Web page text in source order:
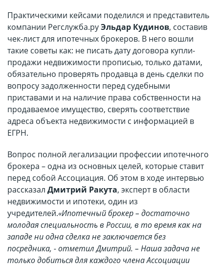
Практическими кейсами поделился и представитель
компании Регслужба.руЭльдар Кудинов, составив
чек-лист для ипотечных брокеров. В него вошли
такие советы как: не писать дату договора купли-
продажи недвижимости прописью, только датами,
обязательно проверять продавца в день сделки по
вопросу задолженности перед судебными
приставами и на наличие права собственности на
продаваемое имущество, сверять соответствие
адреса объекта недвижимости с информацией в
ЕГРН.
Вопрос полной легализации профессии ипотечного
брокера – одна из основных целей, которые ставит
перед собой Ассоциация. Об этом в ходе интервью
рассказал Дмитрий Ракута, эксперт в области
недвижимости и ипотеки, один из
учредителей.«Ипотечный брокер – достаточно
молодая специальность в России, в то время как на
западе ни одна сделка не заключается без
посредника, - отметил Дмитрий. – Наша задача не
только добиться для каждого члена Ассоциации